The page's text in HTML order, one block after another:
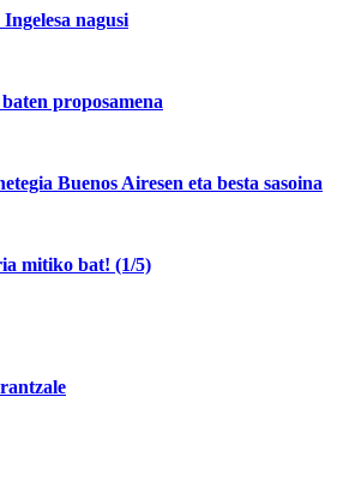
nagusi
proposamena
Buenos Airesen eta besta sasoina
mitiko bat! (1/5)